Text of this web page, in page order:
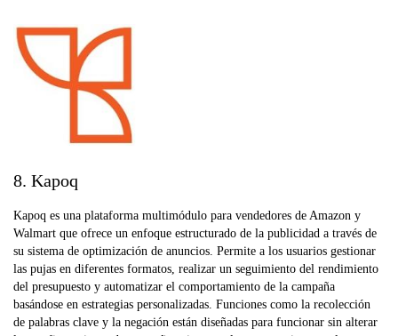
8. Kapoq
Kapoq es una plataforma multimódulo para vendedores de Amazon y
Walmart que ofrece un enfoque estructurado de la publicidad a través de
su sistema de optimización de anuncios. Permite a los usuarios gestionar
las pujas en diferentes formatos, realizar un seguimiento del rendimiento
del presupuesto y automatizar el comportamiento de la campaña
basándose en estrategias personalizadas. Funciones como la recolección
de palabras clave y la negación están diseñadas para funcionar sin alterar